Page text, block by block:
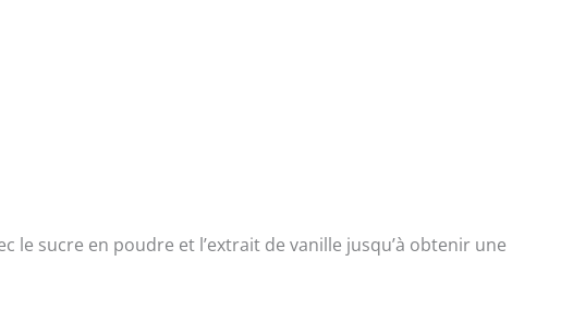
le sucre en poudre et l’extrait de vanille jusqu’à obtenir une